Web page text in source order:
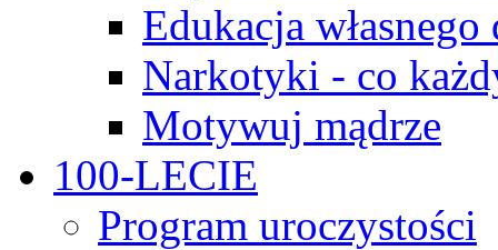
Edukacja własnego
Narkotyki - co
Motywuj mądrze
100-LECIE
Program uroczystości